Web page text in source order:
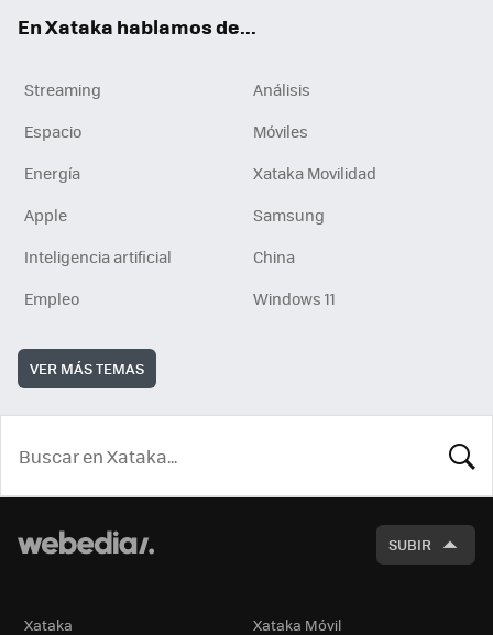
En Xataka hablamos de...
Streaming
Análisis
Espacio
Móviles
Energía
Xataka Movilidad
Apple
Samsung
Inteligencia artificial
China
Empleo
Windows 11
VER MÁS TEMAS
SUBIR
Xataka Xataka Móvil